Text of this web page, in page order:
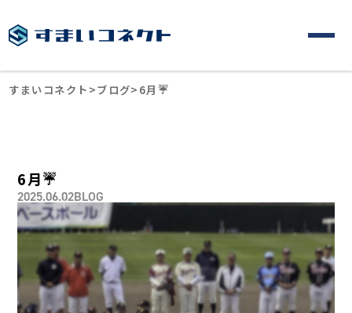
すまいコネクト >ブログ> 6月☔
6月☔
2025.06.02BLOG